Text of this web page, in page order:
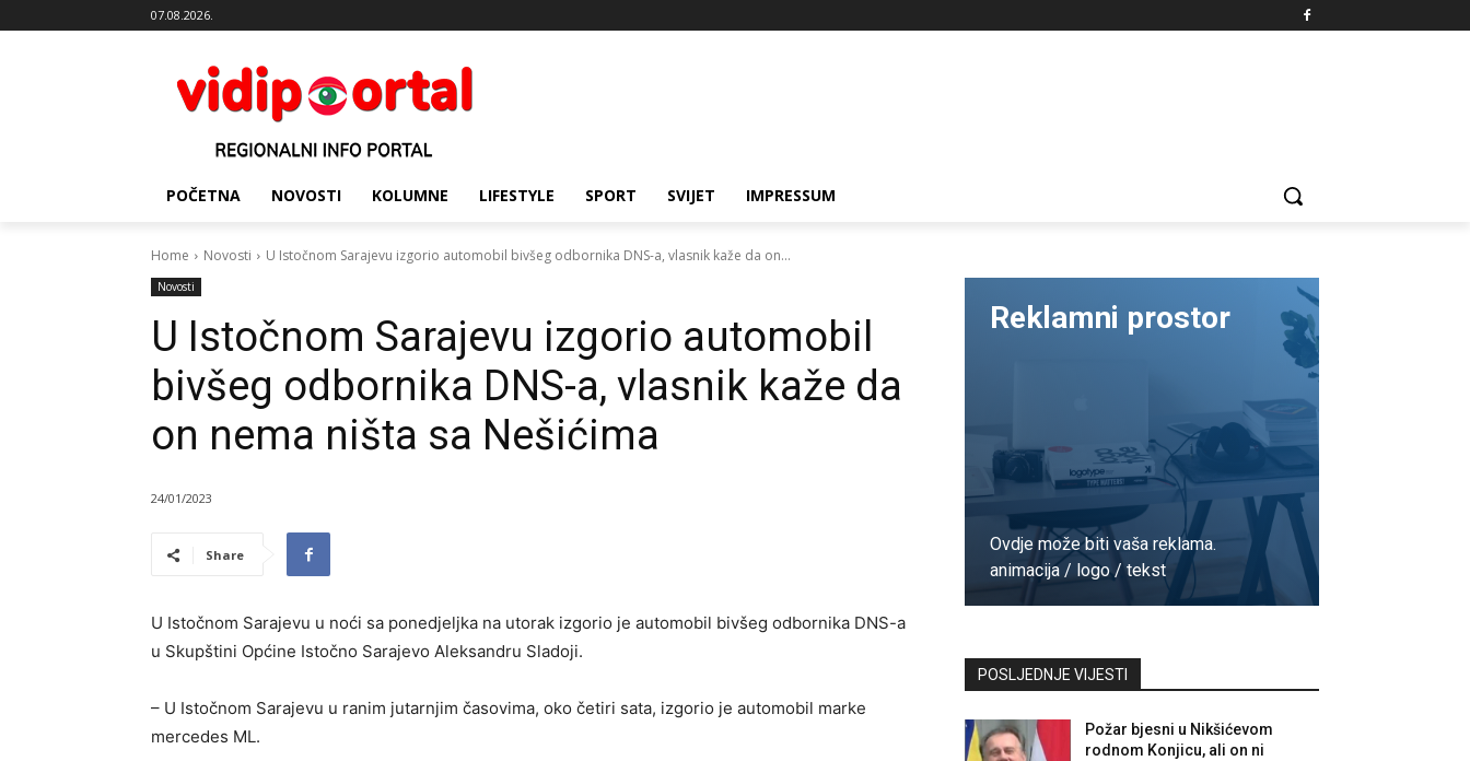
07.08.2026.
POČETNA NOVOSTI KOLUMNE LIFESTYLE SPORT SVIJET IMPRESSUM
Home Novosti U Istočnom Sarajevu izgorio automobil bivšeg odbornika DNS-a, vlasnik kaže da on...
Novosti
U Istočnom Sarajevu izgorio automobil
bivšeg odbornika DNS-a, vlasnik kaže da
on nema ništa sa Nešićima
24/01/2023
Share
U Istočnom Sarajevu u noći sa ponedjeljka na utorak izgorio je automobil bivšeg odbornika DNS-a
u Skupštini Općine Istočno Sarajevo Aleksandru Sladoji.
– U Istočnom Sarajevu u ranim jutarnjim časovima, oko četiri sata, izgorio je automobil marke
mercedes ML.
Reklamni prostor
Ovdje može biti vaša reklama.
animacija / logo / tekst
POSLJEDNJE VIJESTI
Požar bjesni u Nikšićevom
rodnom Konjicu, ali on ni